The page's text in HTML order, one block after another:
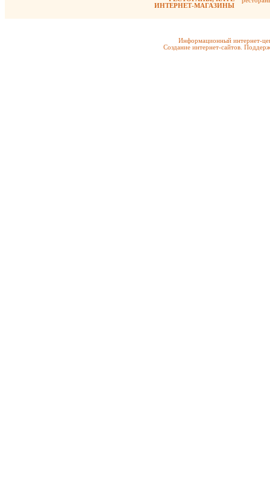
ИНТЕРНЕТ-МАГАЗИНЫ
Информационный интернет-
Создание интернет-сайтов.